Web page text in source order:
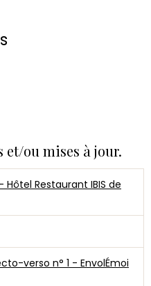
et/ou mises à jour.
Restaurant IBIS de
verso n° 1 - EnvolÉmoi